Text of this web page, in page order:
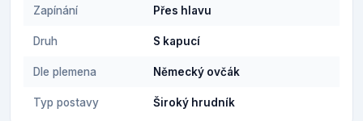
Zapínání Přes hlavu
Druh S kapucí
Dle plemena Německý ovčák
Typ postavy Široký hrudník